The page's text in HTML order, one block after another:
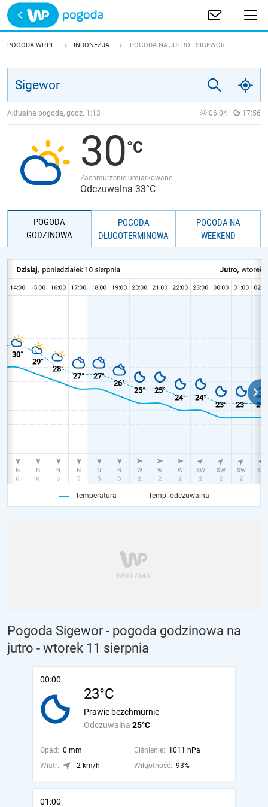
Trwa ładowanie
POLSKA
JAKOŚĆ POWIETRZA
POGODA WP.PL INDONEZJA POGODA NA JUTRO - SIGEWOR
Aktualna pogoda, godz. 1:13 06:04 17:56
30
Zachmurzenie umiarkowane
Odczuwalna 33°C
POGODA
GODZINOWA
POGODA
DŁUGOTERMINOWA
POGODA NA
WEEKEND
Temperatura Temp. odczuwalna
Pogoda Sigewor - pogoda godzinowa na
jutro - wtorek 11 sierpnia
00:00
23°C
Odczuwalna 25°C
Prawie bezchmurnie
Opad: 0 mm Ciśnienie: 1011 hPa
Wiatr:
2 km/h Wilgotność: 93%
01:00